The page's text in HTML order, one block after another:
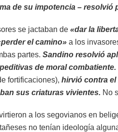
de su impotencia – resolvió
se jactaban de «dar la
el camino» a los
partes. Sandino resolvió
de moral combatiente.
fortificaciones), hirvió contra
sus criaturas vivientes. No
a los segovianos en
no tenían ideología